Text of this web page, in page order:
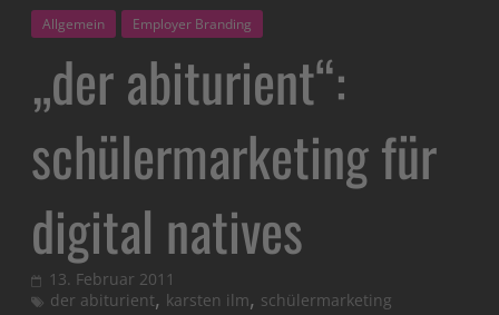
Allgemein Employer Branding
„der abiturient“:
schülermarketing für
digital natives
13. Februar 2011
der abiturient, karsten ilm, schülermarketing